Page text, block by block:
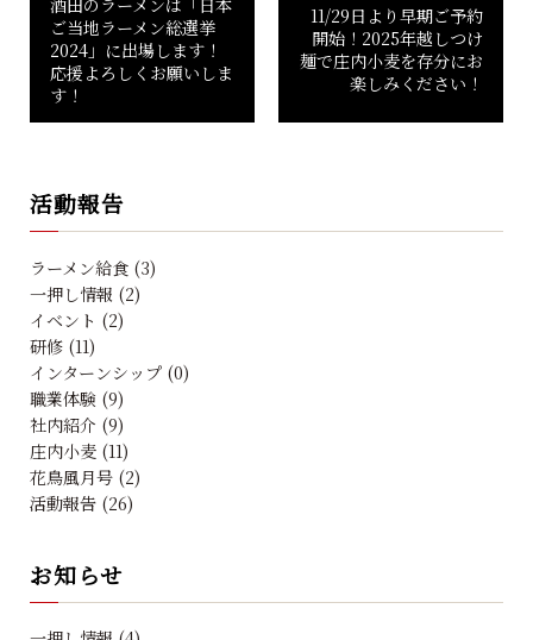
ご当地ラーメン総選挙
2024」に出場します！
応援よろしくお願いしま
す！
11/29日より早期ご予約
開始！2025年越しつけ
麺で庄内小麦を存分にお
楽しみください！
活動報告
ラーメン給食 (3)
一押し情報 (2)
イベント (2)
研修 (11)
インターンシップ (0)
職業体験 (9)
社内紹介 (9)
庄内小麦 (11)
花鳥風月号 (2)
活動報告 (26)
お知らせ